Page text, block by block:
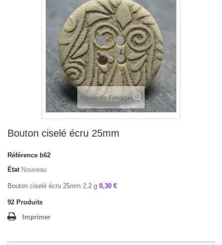
Agrandir l'image
Bouton ciselé écru 25mm
Référence b62
État Nouveau
Bouton ciselé écru 25mm 2,2 g 0,30 €
92 Produits
Imprimer